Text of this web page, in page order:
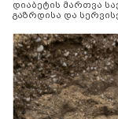
დიაბეტის მართვა
გაზრდისა და